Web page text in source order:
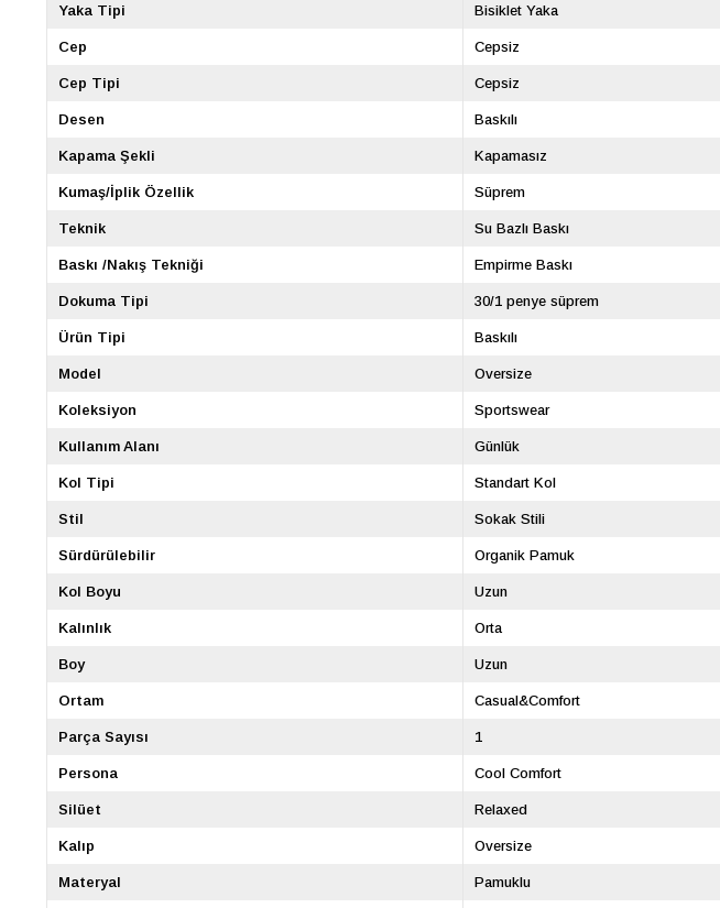
Yaka Tipi Bisiklet Yaka
Cep Cepsiz
Cep Tipi Cepsiz
Desen Baskılı
Kapama Şekli Kapamasız
Kumaş/İplik Özellik Süprem
Teknik Su Bazlı Baskı
Baskı /Nakış Tekniği Empirme Baskı
Dokuma Tipi 30/1 penye süprem
Ürün Tipi Baskılı
Model Oversize
Koleksiyon Sportswear
Kullanım Alanı Günlük
Kol Tipi Standart Kol
Stil Sokak Stili
Sürdürülebilir Organik Pamuk
Kol Boyu Uzun
Kalınlık Orta
Boy Uzun
Ortam Casual&Comfort
Parça Sayısı 1
Persona Cool Comfort
Silüet Relaxed
Kalıp Oversize
Materyal Pamuklu